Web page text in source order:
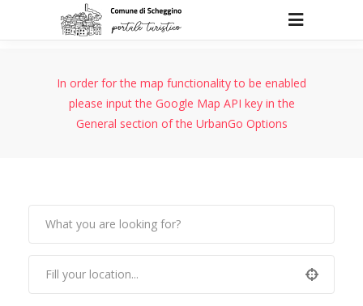
In order for the map functionality to be enabled
please input the Google Map API key in the
General section of the UrbanGo Options